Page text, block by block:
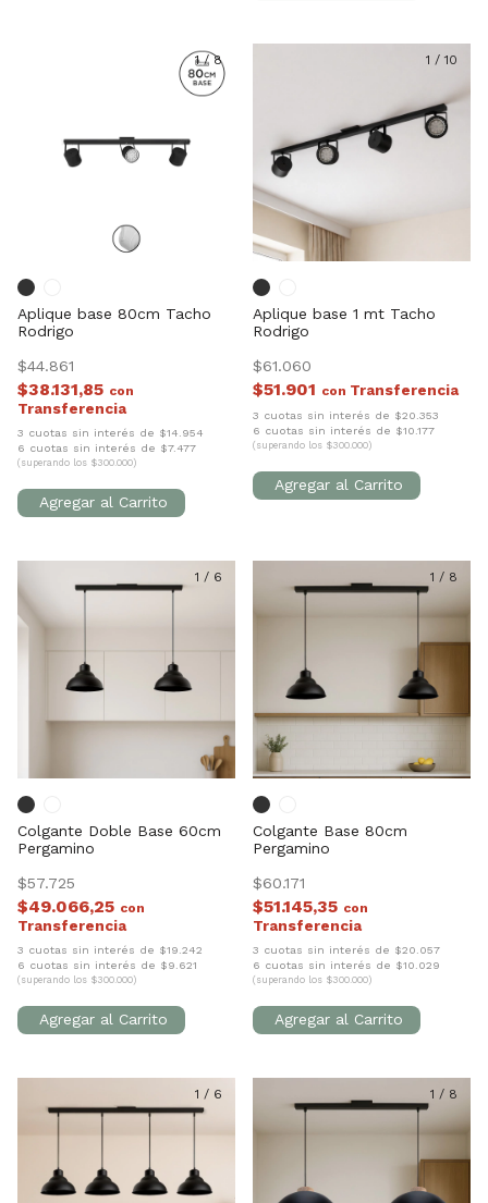
1/8
Aplique base 80cm Tacho
Rodrigo
$44.861
$38.131,85 con
3 cuotas sin interés de $14.954
6 cuotas sin interés de $7.477
(superando los $300.000)
1 / 10
Aplique base 1 mt Tacho
Rodrigo
$61.060
$51.901 con
3 cuotas sin interés de $20.353
6 cuotas sin interés de $10.177
(superando los $300.000)
1 / 6
Colgante Doble Base 60cm
Pergamino
$57.725
$49.066,25 con
3 cuotas sin interés de $19.242
6 cuotas sin interés de $9.621
(superando los $300.000)
1 / 8
Colgante Base 80cm
Pergamino
$60.171
$51.145,35 con
3 cuotas sin interés de $20.057
6 cuotas sin interés de $10.029
(superando los $300.000)
1 / 6 1 / 8